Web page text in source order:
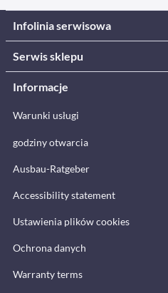
Infolinia serwisowa
Serwis sklepu
Informacje
Warunki usługi
godziny otwarcia
Ausbau-Ratgeber
Accessibility statement
Ustawienia plików cookies
Ochrona danych
Warranty terms